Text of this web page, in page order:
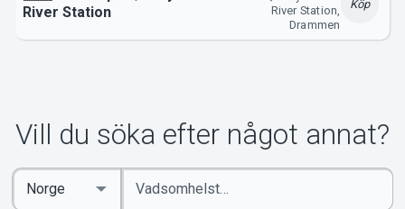
River Station
River Station,
Drammen
Köp
Vill du söka efter något annat?
Ange
sökord
Select
Country